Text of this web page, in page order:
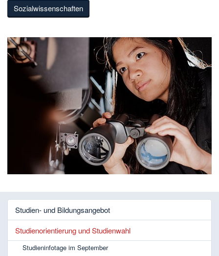
Sozialwissenschaften
Studien- und Bildungsangebot
Studienorientierung und Studienwahl
Studieninfotage im September